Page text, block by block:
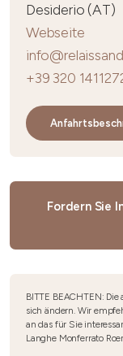
Desiderio (AT)
Webseite
+39 320
Fordern Sie
BITTE BEACHTEN:
sich ändern. Wir
an das für Sie
Langhe Monferrato